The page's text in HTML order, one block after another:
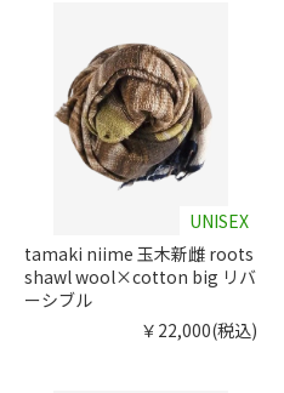
UNISEX
tamaki niime 玉木新雌 roots
shawl wool×cotton big リバ
ーシブル
￥22,000(税込)